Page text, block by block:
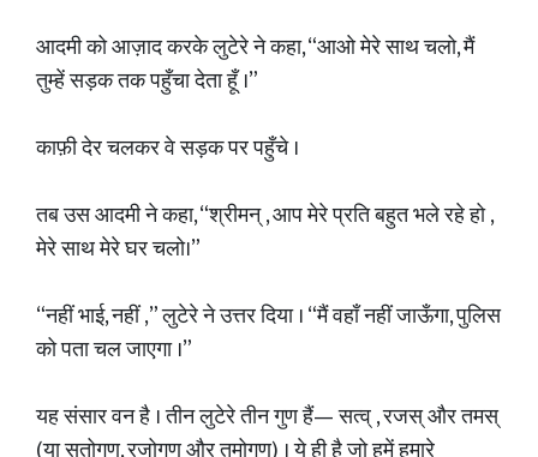
आदमी को आज़ाद करके लुटेरे ने कहा, “आओ मेरे साथ चलो, मैं
तुम्हें सड़क तक पहुँचा देता हूँ ।”
काफ़ी देर चलकर वे सड़क पर पहुँचे ।
तब उस आदमी ने कहा, “श्रीमन् , आप मेरे प्रति बहुत भले रहे हो ,
मेरे साथ मेरे घर चलो।”
“नहीं भाई, नहीं ,” लुटेरे ने उत्तर दिया । “मैं वहाँ नहीं जाऊँगा, पुलिस
को पता चल जाएगा ।”
यह संसार वन है । तीन लुटेरे तीन गुण हैं— सत्व् , रजस् और तमस्